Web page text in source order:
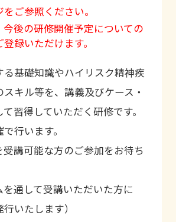
ご参照ください。
後の研修開催予定についての
録いただけます。
る基礎知識やハイリスク精神疾
キル等を、講義及びケース・
習得していただく研修です。
行います。
講可能な方のご参加をお待ち
を通して受講いただいた方に
いたします）